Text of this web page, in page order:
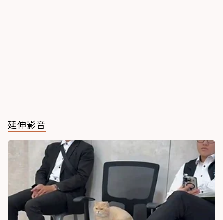
延伸影音